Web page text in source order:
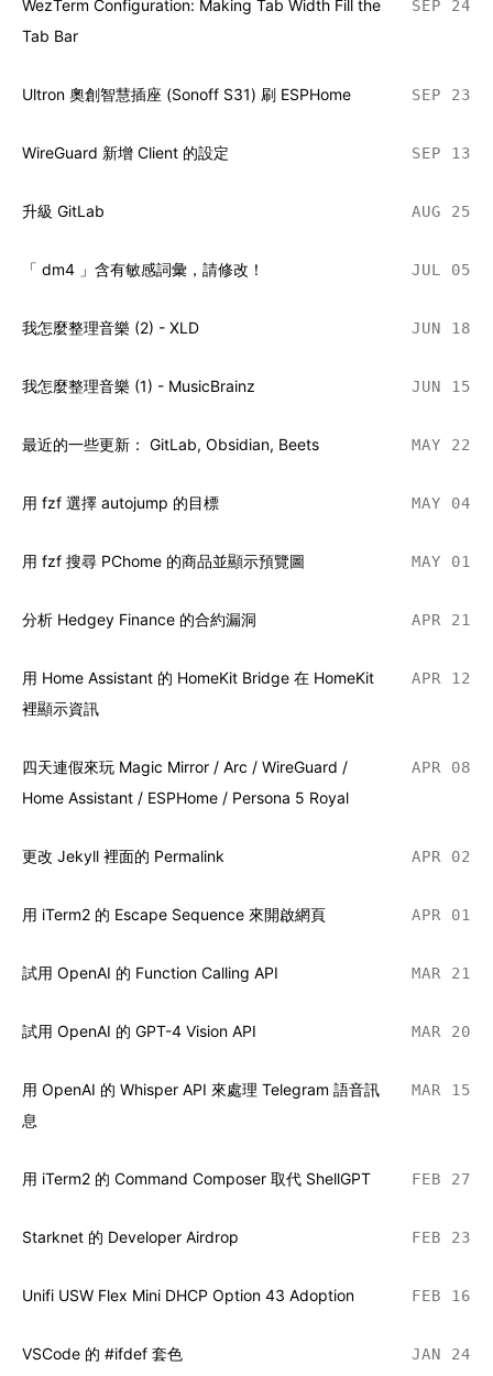
SEP 24
WezTerm Configuration: Making Tab Width Fill the
Tab Bar
SEP 23
Ultron 奧創智慧插座 (Sonoff S31) 刷 ESPHome
SEP 13
WireGuard 新增 Client 的設定
AUG 25
升級 GitLab
JUL 05
「 dm4 」含有敏感詞彙，請修改！
JUN 18
我怎麼整理音樂 (2) - XLD
JUN 15
我怎麼整理音樂 (1) - MusicBrainz
MAY 22
最近的一些更新： GitLab, Obsidian, Beets
MAY 04
用 fzf 選擇 autojump 的目標
MAY 01
用 fzf 搜尋 PChome 的商品並顯示預覽圖
APR 21
分析 Hedgey Finance 的合約漏洞
APR 12
用 Home Assistant 的 HomeKit Bridge 在 HomeKit
裡顯示資訊
APR 08
四天連假來玩 Magic Mirror / Arc / WireGuard /
Home Assistant / ESPHome / Persona 5 Royal
APR 02
更改 Jekyll 裡面的 Permalink
APR 01
用 iTerm2 的 Escape Sequence 來開啟網頁
MAR 21
試用 OpenAI 的 Function Calling API
MAR 20
試用 OpenAI 的 GPT-4 Vision API
MAR 15
用 OpenAI 的 Whisper API 來處理 Telegram 語音訊
息
FEB 27
用 iTerm2 的 Command Composer 取代 ShellGPT
FEB 23
Starknet 的 Developer Airdrop
FEB 16
Unifi USW Flex Mini DHCP Option 43 Adoption
JAN 24
VSCode 的 #ifdef 套色